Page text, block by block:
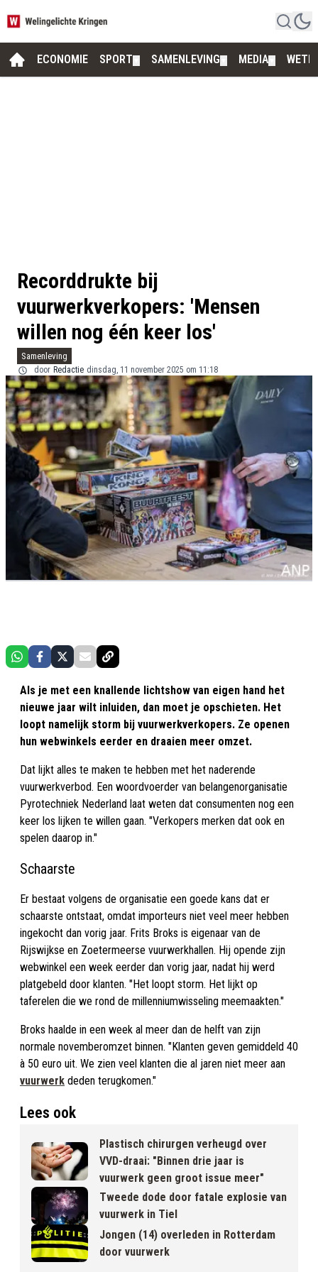
ECONOMIE SPORT SAMENLEVING MEDIA
Recorddrukte bij
vuurwerkverkopers: 'Mensen
willen nog één keer los'
Samenleving
door Redactie dinsdag, 11 november 2025 om 11:18
Als je met een knallende lichtshow van eigen hand het
nieuwe jaar wilt inluiden, dan moet je opschieten. Het
loopt namelijk storm bij vuurwerkverkopers. Ze openen
hun webwinkels eerder en draaien meer omzet.
Dat lijkt alles te maken te hebben met het naderende
vuurwerkverbod. Een woordvoerder van belangenorganisatie
Pyrotechniek Nederland laat weten dat consumenten nog een
keer los lijken te willen gaan. "Verkopers merken dat ook en
spelen daarop in."
Schaarste
Er bestaat volgens de organisatie een goede kans dat er
schaarste ontstaat, omdat importeurs niet veel meer hebben
ingekocht dan vorig jaar. Frits Broks is eigenaar van de
Rijswijkse en Zoetermeerse vuurwerkhallen. Hij opende zijn
webwinkel een week eerder dan vorig jaar, nadat hij werd
platgebeld door klanten. "Het loopt storm. Het lijkt op
taferelen die we rond de millenniumwisseling meemaakten."
Broks haalde in een week al meer dan de helft van zijn
normale novemberomzet binnen. "Klanten geven gemiddeld 40
à 50 euro uit. We zien veel klanten die al jaren niet meer aan
vuurwerk deden terugkomen."
Lees ook
Plastisch chirurgen verheugd over
VVD-draai: "Binnen drie jaar is
vuurwerk geen groot issue meer"
Tweede dode door fatale explosie van
vuurwerk in Tiel
Jongen (14) overleden in Rotterdam
door vuurwerk